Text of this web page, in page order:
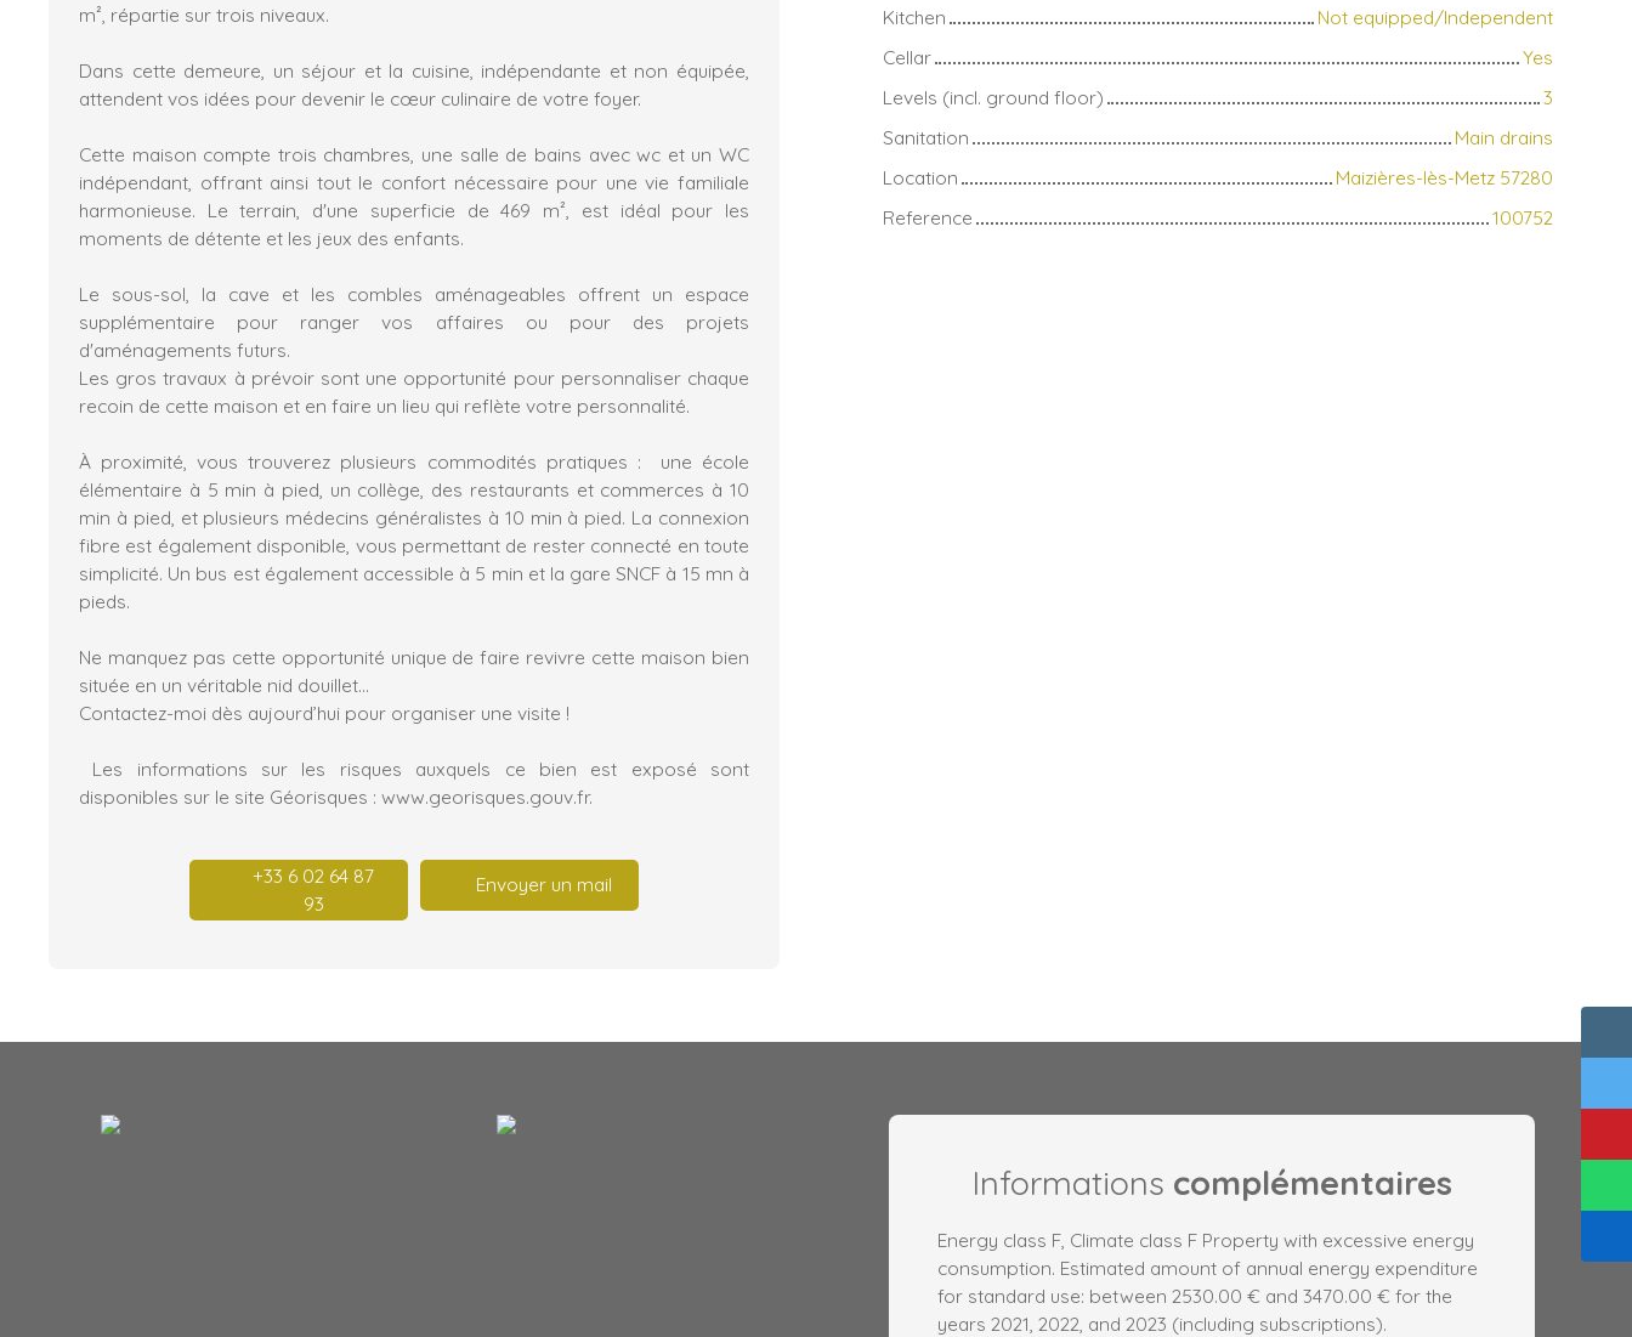
m², répartie sur trois niveaux.
Dans cette demeure, un séjour et la cuisine, indépendante et non équipée,
attendent vos idées pour devenir le cœur culinaire de votre foyer.
Cette maison compte trois chambres, une salle de bains avec wc et un WC
indépendant, offrant ainsi tout le confort nécessaire pour une vie familiale
harmonieuse. Le terrain, d'une superficie de 469 m², est idéal pour les
moments de détente et les jeux des enfants.
Le sous-sol, la cave et les combles aménageables offrent un espace
supplémentaire pour ranger vos affaires ou pour des projets
d'aménagements futurs.
Les gros travaux à prévoir sont une opportunité pour personnaliser chaque
recoin de cette maison et en faire un lieu qui reflète votre personnalité.
À proximité, vous trouverez plusieurs commodités pratiques : une école
élémentaire à 5 min à pied, un collège, des restaurants et commerces à 10
min à pied, et plusieurs médecins généralistes à 10 min à pied. La connexion
fibre est également disponible, vous permettant de rester connecté en toute
simplicité. Un bus est également accessible à 5 min et la gare SNCF à 15 mn à
pieds.
Ne manquez pas cette opportunité unique de faire revivre cette maison bien
située en un véritable nid douillet...
Contactez-moi dès aujourd’hui pour organiser une visite !
Les informations sur les risques auxquels ce bien est exposé sont
disponibles sur le site Géorisques : www.georisques.gouv.fr.
+33 6 02 64 87
93
Envoyer un mail
Kitchen
Not equipped/Independent
Cellar
Yes
Levels (incl. ground floor)
3
Sanitation
Main drains
Location
Maizières-lès-Metz 57280
Reference
100752
Informations complémentaires
Energy class F, Climate class F Property with excessive energy
consumption. Estimated amount of annual energy expenditure
for standard use: between 2530.00 € and 3470.00 € for the
years 2021, 2022, and 2023 (including subscriptions).